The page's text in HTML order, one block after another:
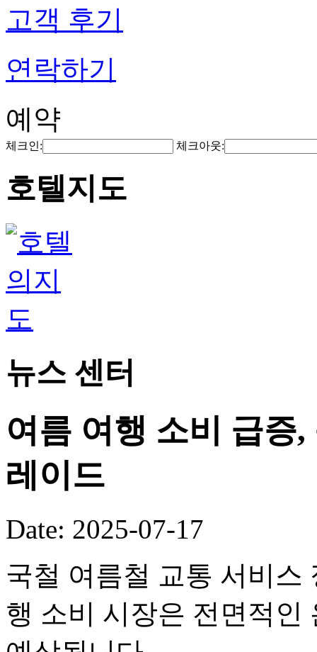
고객 후기
연락하기
예약
체크인: 체크아웃:
호텔지도
뉴스 센터
여름 여행 소비 급증
레이드
Date: 2025-07-17
국철 여름철 교통 서비스
행 소비 시장은 전면적인